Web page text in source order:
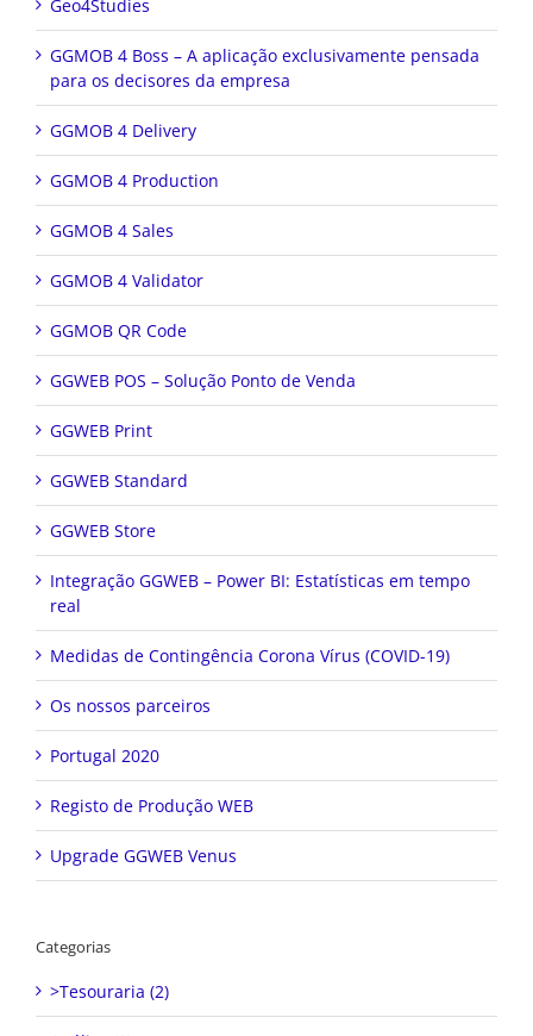
Geo4Studies
GGMOB 4 Boss – A aplicação exclusivamente pensada
para os decisores da empresa
GGMOB 4 Delivery
GGMOB 4 Production
GGMOB 4 Sales
GGMOB 4 Validator
GGMOB QR Code
GGWEB POS – Solução Ponto de Venda
GGWEB Print
GGWEB Standard
GGWEB Store
Integração GGWEB – Power BI: Estatísticas em tempo
real
Medidas de Contingência Corona Vírus (COVID-19)
Os nossos parceiros
Portugal 2020
Registo de Produção WEB
Upgrade GGWEB Venus
Categorias
>Tesouraria (2)